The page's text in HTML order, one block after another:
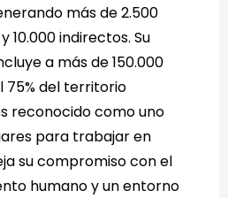
más de 2.500
10.000 indirectos. Su
a más de 150.000
75% del territorio
reconocido como uno
para trabajar en
su compromiso con el
humano y un entorno